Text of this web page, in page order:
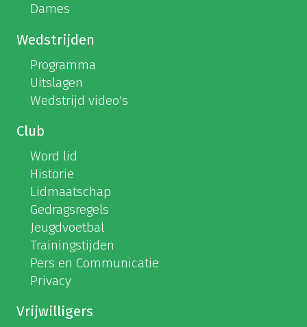
Dames
Wedstrijden
Programma
Uitslagen
Wedstrijd video's
Club
Word lid
Historie
Lidmaatschap
Gedragsregels
Jeugdvoetbal
Trainingstijden
Pers en Communicatie
Privacy
Vrijwilligers